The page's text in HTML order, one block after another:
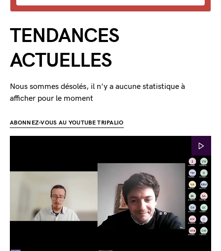
TENDANCES
ACTUELLES
Nous sommes désolés, il n'y a aucune statistique à
afficher pour le moment
ABONNEZ-VOUS AU YOUTUBE TRIPALIO